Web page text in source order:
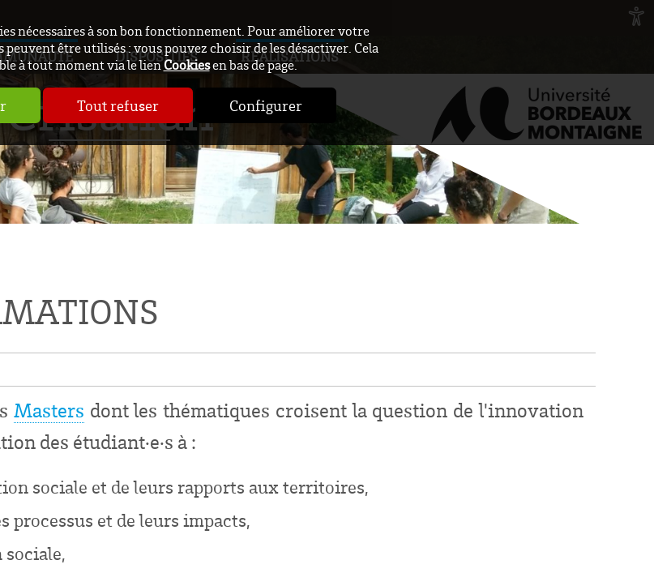
nécessaires à son bon fonctionnement. Pour améliorer votre
peuvent être utilisés : vous pouvez choisir de les désactiver. Cela
à tout moment via le lienCookiesen bas de page.
Tout refuser Configurer
DISPOSITIFS RÉALISATIONS
Crisalidh
Masters dont les thématiques croisent la question de l'innovation
des étudiant·e·s à :
sociale et de leurs rapports aux territoires,
processus et de leurs impacts,